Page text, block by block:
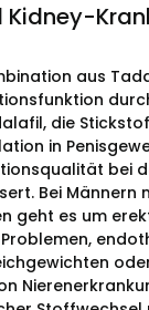
aus
die
in
bei
Bei Männern
geht es um